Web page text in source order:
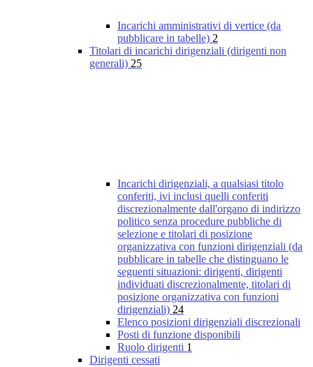
Incarichi amministrativi di vertice (da
pubblicare in tabelle) 2
Titolari di incarichi dirigenziali (dirigenti non
generali) 25
Incarichi dirigenziali, a qualsiasi titolo
conferiti, ivi inclusi quelli conferiti
discrezionalmente dall'organo di indirizzo
politico senza procedure pubbliche di
selezione e titolari di posizione
organizzativa con funzioni dirigenziali (da
pubblicare in tabelle che distinguano le
seguenti situazioni: dirigenti, dirigenti
individuati discrezionalmente, titolari di
posizione organizzativa con funzioni
dirigenziali) 24
Elenco posizioni dirigenziali discrezionali
Posti di funzione disponibili
Ruolo dirigenti 1
Dirigenti cessati